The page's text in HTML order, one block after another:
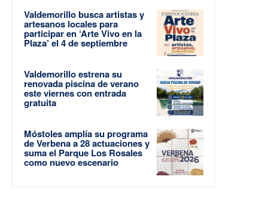
Valdemorillo busca artistas y
artesanos locales para
participar en ‘Arte Vivo en la
Plaza’ el 4 de septiembre
Valdemorillo estrena su
renovada piscina de verano
este viernes con entrada
gratuita
Móstoles amplía su programa
de Verbena a 28 actuaciones y
suma el Parque Los Rosales
como nuevo escenario